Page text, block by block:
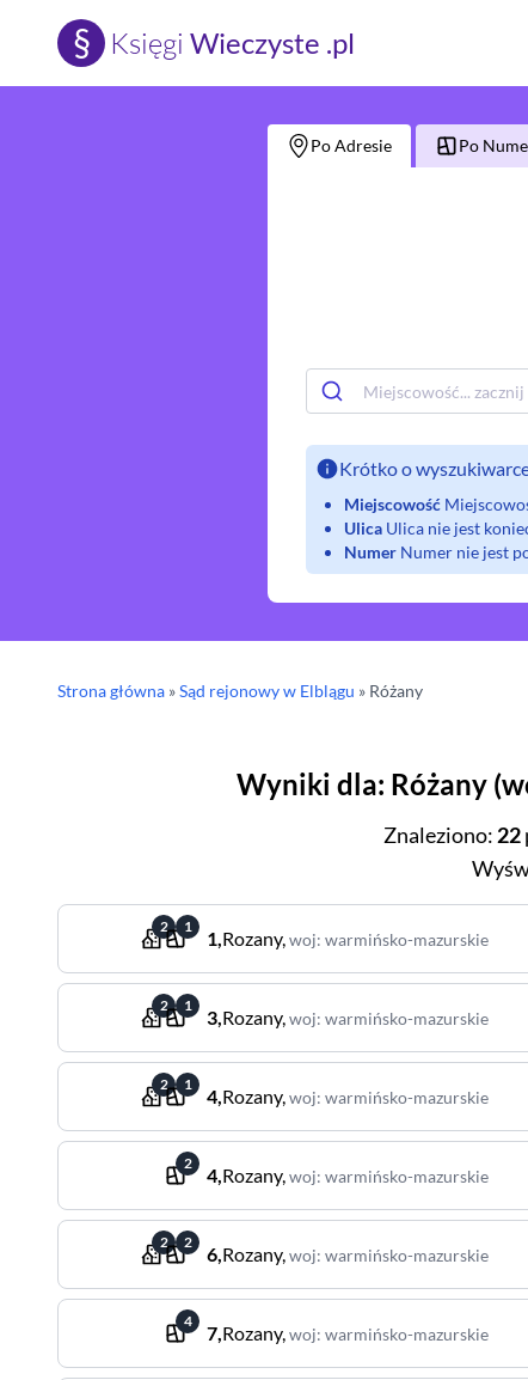
§ Księgi Wieczyste .pl
Po Adresie Po
Krótko o
Miejscowość
Ulica Ulica nie jest
Numer Numer nie jest
Strona główna »Sąd rejonowyw Elblągu » Różany
Wyniki dla: Różany (
Znaleziono: 22
2 1
1,Rozany,woj: warmińsko-mazurskie
2 1
3,Rozany,woj: warmińsko-mazurskie
2 1
4,Rozany,woj: warmińsko-mazurskie
2
4,Rozany,woj: warmińsko-mazurskie
2 2
6,Rozany,woj: warmińsko-mazurskie
4
7,Rozany,woj: warmińsko-mazurskie